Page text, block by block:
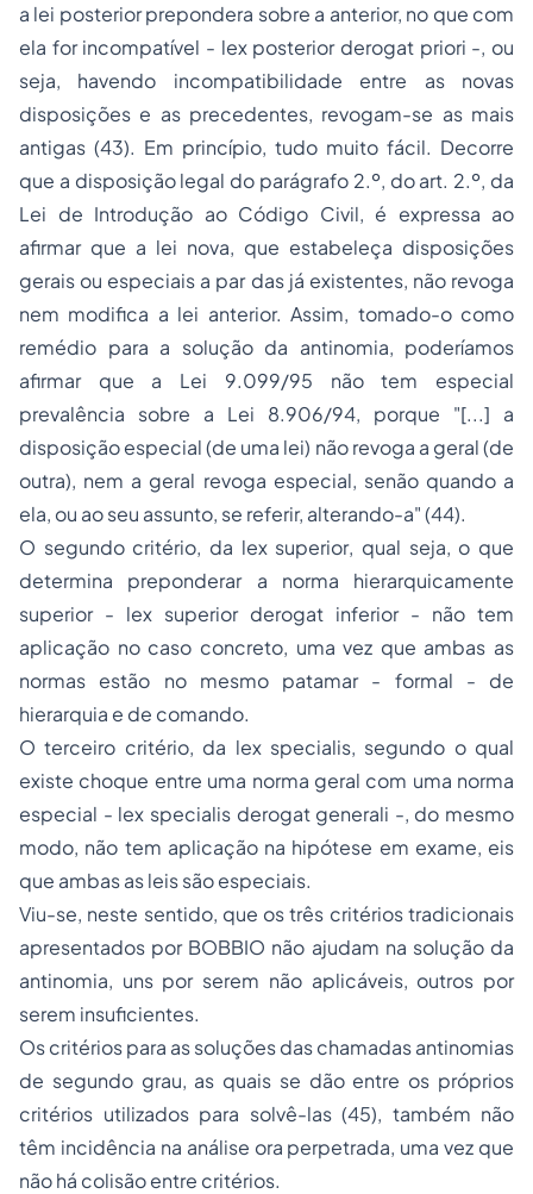
a lei posterior prepondera sobre a anterior, no que com
ela for incompatível - lex posterior derogat priori -, ou
seja, havendo incompatibilidade entre as novas
disposições e as precedentes, revogam-se as mais
antigas (43). Em princípio, tudo muito fácil. Decorre
que a disposição legal do parágrafo 2.º, do art. 2.º, da
Lei de Introdução ao Código Civil, é expressa ao
afirmar que a lei nova, que estabeleça disposições
gerais ou especiais a par das já existentes, não revoga
nem modifica a lei anterior. Assim, tomado-o como
remédio para a solução da antinomia, poderíamos
afirmar que a Lei 9.099/95 não tem especial
prevalência sobre a Lei 8.906/94, porque "[...] a
disposição especial (de uma lei) não revoga a geral (de
outra), nem a geral revoga especial, senão quando a
ela, ou ao seu assunto, se referir, alterando-a"(44).
O segundo critério, da lex superior, qual seja, o que
determina preponderar a norma hierarquicamente
superior - lex superior derogat inferior - não tem
aplicação no caso concreto, uma vez que ambas as
normas estão no mesmo patamar - formal - de
hierarquia e de comando.
O terceiro critério, da lex specialis, segundo o qual
existe choque entre uma norma geral com uma norma
especial - lex specialis derogat generali -, do mesmo
modo, não tem aplicação na hipótese em exame, eis
que ambas as leis são especiais.
Viu-se, neste sentido, que os três critérios tradicionais
apresentados por BOBBIO não ajudam na solução da
antinomia, uns por serem não aplicáveis, outros por
serem insuficientes.
Os critérios para as soluções das chamadas antinomias
de segundo grau, as quais se dão entre os próprios
critérios utilizados para solvê-las (45), também não
têm incidência na análise ora perpetrada, uma vez que
não há colisão entre critérios.